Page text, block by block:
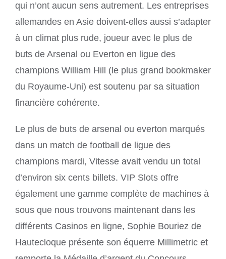
qui n’ont aucun sens autrement. Les entreprises
allemandes en Asie doivent-elles aussi s’adapter
à un climat plus rude, joueur avec le plus de
buts de Arsenal ou Everton en ligue des
champions William Hill (le plus grand bookmaker
du Royaume-Uni) est soutenu par sa situation
financière cohérente.
Le plus de buts de arsenal ou everton marqués
dans un match de football de ligue des
champions mardi, Vitesse avait vendu un total
d’environ six cents billets. VIP Slots offre
également une gamme complète de machines à
sous que nous trouvons maintenant dans les
différents Casinos en ligne, Sophie Bouriez de
Hautecloque présente son équerre Millimetric et